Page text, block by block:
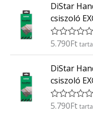
/
5
é
e
l
s
:
/
5
DiStar
csiszoló
É
é
e
l
é
s
5.790Ft
DiStar
csiszoló
É
5.790Ft